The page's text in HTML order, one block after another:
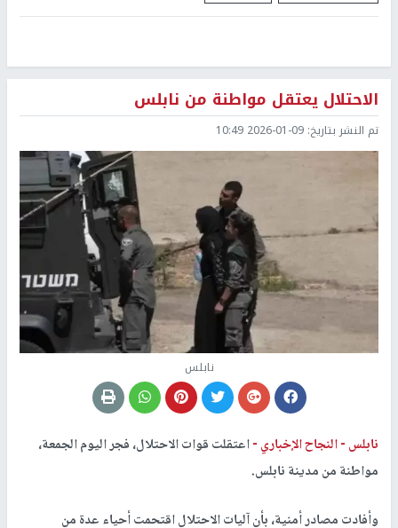
الاحتلال يعتقل مواطنة من نابلس
تم النشر بتاريخ: 2026-01-09 10:49
نابلس
نابلس -النجاح الإخباري -اعتقلت قوات الاحتلال، فجر اليوم الجمعة،
مواطنة من مدينة نابلس.
وأفادت مصادر أمنية، بأن آليات الاحتلال اقتحمت أحياء عدة من